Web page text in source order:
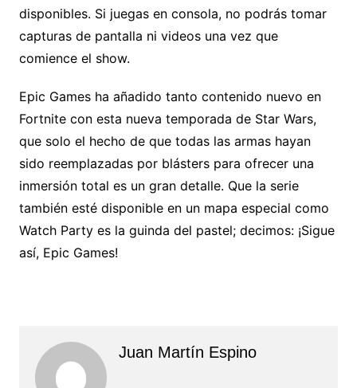
disponibles. Si juegas en consola, no podrás tomar
capturas de pantalla ni videos una vez que
comience el show.
Epic Games ha añadido tanto contenido nuevo en
Fortnite con esta nueva temporada de Star Wars,
que solo el hecho de que todas las armas hayan
sido reemplazadas por blásters para ofrecer una
inmersión total es un gran detalle. Que la serie
también esté disponible en un mapa especial como
Watch Party es la guinda del pastel; decimos: ¡Sigue
así, Epic Games!
Juan Martín Espino